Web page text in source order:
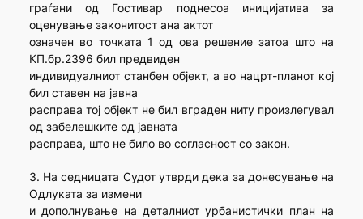
граѓани од Гостивар поднесоа иницијатива за
оценување законитост ана актот
означен во точката 1 од ова решение затоа што на
КП.бр.2396 бил предвиден
индивидуалниот станбен објект, а во нацрт-планот кој
бил ставен на јавна
расправа тој објект не бил вграден ниту произлегувал
од забелешките од јавната
расправа, што не било во согласност со закон.
3. На седницата Судот утврди дека за донесување на
Одлуката за измени
и дополнување на деталниот урбанистички план на